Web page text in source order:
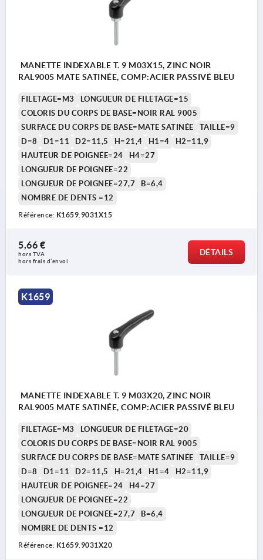
MANETTE INDEXABLE T. 9 M03X15, ZINC NOIR
RAL9005 MATE SATINÉE, COMP:ACIER PASSIVÉ BLEU
FILETAGE=M3
LONGUEUR DE FILETAGE=15
COLORIS DU CORPS DE BASE=NOIR RAL 9005
SURFACE DU CORPS DE BASE=MATE SATINÉE
TAILLE=9
D=8
D1=11 D2=11,5 H=21,4 H1=4
H2=11,9
HAUTEUR DE POIGNÉE=24
H4=27
LONGUEUR DE POIGNÉE=22
LONGUEUR DE POIGNÉE=27,7
B=6,4
NOMBRE DE DENTS =12
Référence: K1659.9031X15
5,66 €
hors TVA
hors frais d’envoi
DÉTAILS
K1659
MANETTE INDEXABLE T. 9 M03X20, ZINC NOIR
RAL9005 MATE SATINÉE, COMP:ACIER PASSIVÉ BLEU
FILETAGE=M3
LONGUEUR DE FILETAGE=20
COLORIS DU CORPS DE BASE=NOIR RAL 9005
SURFACE DU CORPS DE BASE=MATE SATINÉE
TAILLE=9
D=8
D1=11 D2=11,5 H=21,4 H1=4
H2=11,9
HAUTEUR DE POIGNÉE=24
H4=27
LONGUEUR DE POIGNÉE=22
LONGUEUR DE POIGNÉE=27,7
B=6,4
NOMBRE DE DENTS =12
Référence: K1659.9031X20